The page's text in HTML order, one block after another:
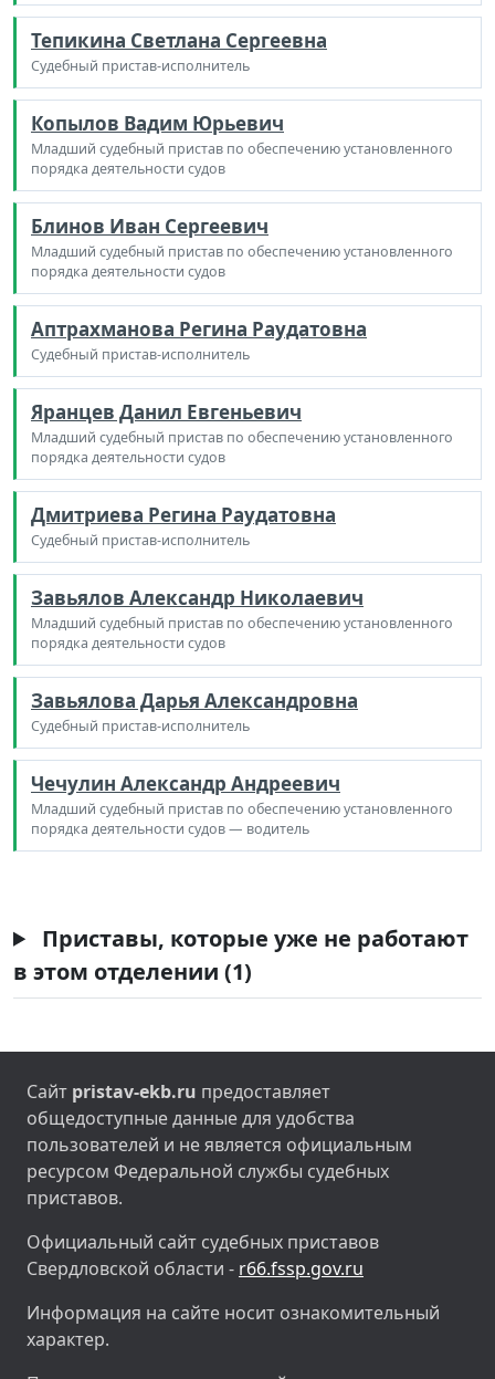
Тепикина Светлана Сергеевна
Судебный пристав-исполнитель
Копылов Вадим Юрьевич
Младший судебный пристав по обеспечению установленного
порядка деятельности судов
Блинов Иван Сергеевич
Младший судебный пристав по обеспечению установленного
порядка деятельности судов
Аптрахманова Регина Раудатовна
Судебный пристав-исполнитель
Яранцев Данил Евгеньевич
Младший судебный пристав по обеспечению установленного
порядка деятельности судов
Дмитриева Регина Раудатовна
Судебный пристав-исполнитель
Завьялов Александр Николаевич
Младший судебный пристав по обеспечению установленного
порядка деятельности судов
Завьялова Дарья Александровна
Судебный пристав-исполнитель
Чечулин Александр Андреевич
Младший судебный пристав по обеспечению установленного
порядка деятельности судов — водитель
Приставы, которые уже не работают
в этом отделении (1)
Сайт pristav-ekb.ru предоставляет
общедоступные данные для удобства
пользователей и не является официальным
ресурсом Федеральной службы судебных
приставов.
Официальный сайт судебных приставов
Свердловской области - r66.fssp.gov.ru
Информация на сайте носит ознакомительный
характер.